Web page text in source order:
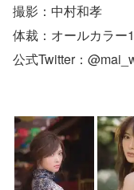
撮影：中村和孝
体裁：オールカラー
公式Twitter：